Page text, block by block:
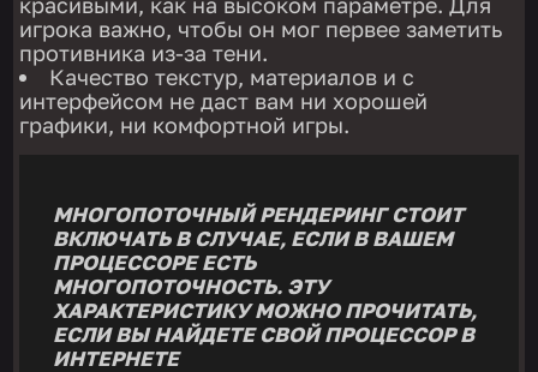
игрока важно, чтобы он мог первее заметить
противника из-за тени.
Качество текстур, материалов и с
интерфейсом не даст вам ни хорошей
графики, ни комфортной игры.
МНОГОПОТОЧНЫЙ РЕНДЕРИНГ СТОИТ
ВКЛЮЧАТЬ В СЛУЧАЕ, ЕСЛИ В ВАШЕМ
ПРОЦЕССОРЕ ЕСТЬ
МНОГОПОТОЧНОСТЬ. ЭТУ
ХАРАКТЕРИСТИКУ МОЖНО ПРОЧИТАТЬ,
ЕСЛИ ВЫ НАЙДЕТЕ СВОЙ ПРОЦЕССОР В
ИНТЕРНЕТЕ